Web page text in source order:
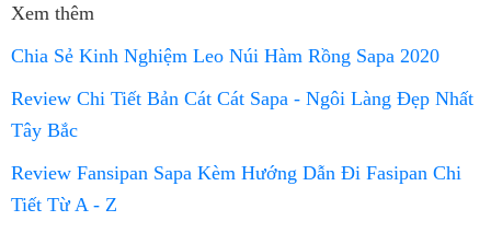
Xem thêm
Chia Sẻ Kinh Nghiệm Leo Núi Hàm Rồng Sapa 2020
Review Chi Tiết Bản Cát Cát Sapa - Ngôi Làng Đẹp Nhất
Tây Bắc
Review Fansipan Sapa Kèm Hướng Dẫn Đi Fasipan Chi
Tiết Từ A - Z